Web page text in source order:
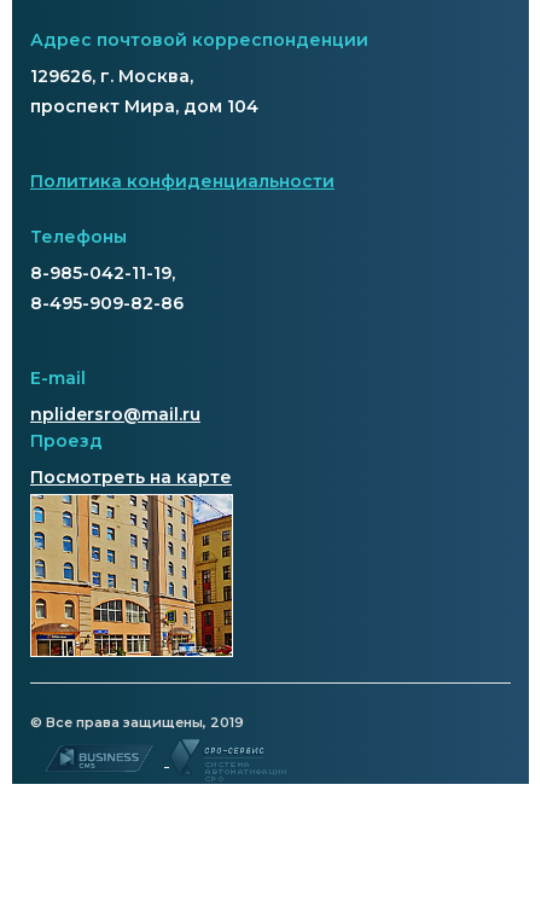
Адрес почтовой корреспонденции
129626, г. Москва,
проспект Мира, дом 104
Политика конфиденциальности
Телефоны
8-985-042-11-19,
8-495-909-82-86
E-mail
nplidersro@mail.ru
Проезд
Посмотреть на карте
© Все права защищены, 2019